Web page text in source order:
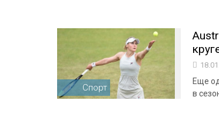
Спорт
Еще
в